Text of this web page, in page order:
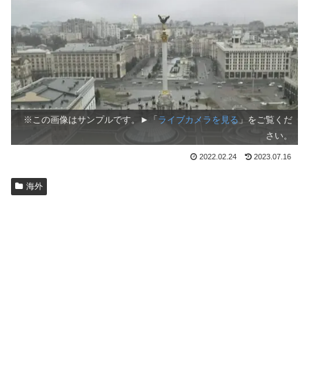
※この画像はサンプルです。►「ライブカメラを見る 」をご覧くだ
さい。
2022.02.24 2023.07.16
海外